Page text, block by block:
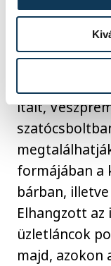
Akik a
italt,
formájában a
bárban,
Elhangzott az
üzletláncok
majd, azokon